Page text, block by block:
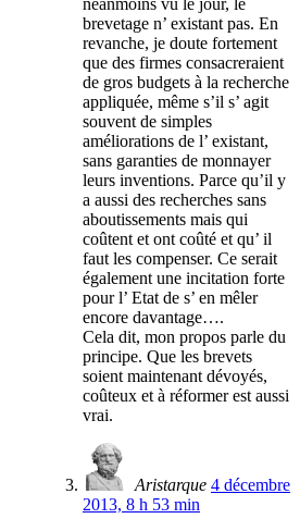
néanmoins vu le jour, le
brevetage n’ existant pas. En
revanche, je doute fortement
que des firmes consacreraient
de gros budgets à la recherche
appliquée, même s’il s’ agit
souvent de simples
améliorations de l’ existant,
sans garanties de monnayer
leurs inventions. Parce qu’il y
a aussi des recherches sans
aboutissements mais qui
coûtent et ont coûté et qu’ il
faut les compenser. Ce serait
également une incitation forte
pour l’ Etat de s’ en mêler
encore davantage….
Cela dit, mon propos parle du
principe. Que les brevets
soient maintenant dévoyés,
coûteux et à réformer est aussi
vrai.
Aristarque 4 décembre
2013, 8 h 53 min